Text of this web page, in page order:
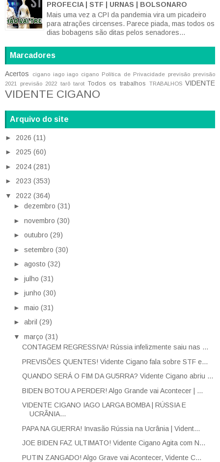
PROFECIA | STF | URNAS | BOLSONARO
Mais uma vez a CPI da pandemia vira um picadeiro
para atrações circenses. Parece piada, mas todos os
dias bobagens são ditas pelos senadores...
Marcadores
Acertos cigano iago iago cigano Política de Privacidade previsão previsão
2021
previsão 2022 tarô tarot Todos os trabalhos TRABALHOS VIDENTE
VIDENTE CIGANO
Arquivo do site
► 2026 (11)
► 2025 (60)
► 2024 (281)
► 2023 (353)
▼ 2022 (364)
► dezembro (31)
► novembro (30)
► outubro (29)
► setembro (30)
► agosto (32)
► julho (31)
► junho (30)
► maio (31)
► abril (29)
▼ março (31)
CONTAGEM REGRESSIVA! Rússia infelizmente saiu nas ...
PREVISÕES QUENTES! Vidente Cigano fala sobre STF e...
QUANDO SERÁ O FIM DA GU5RRA? Vidente Cigano abriu ...
BIDEN BOTOU A PERDER! Algo Grande vai Acontecer | ...
VIDENTE CIGANO IAGO LARGA BOMBA | RÚSSIA E
UCRÂNIA...
PAPA NA GUERRA! Invasão Rússia na Ucrânia | Vident...
JOE BIDEN FAZ ULTIMATO! Vidente Cigano Agita com N...
PUTIN ZANGADO! Algo Grave vai Acontecer, Vidente C...